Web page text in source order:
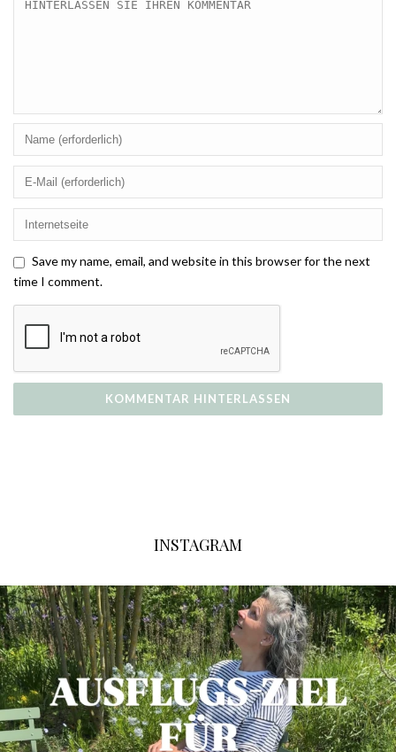
Save my name, email, and website in this browser for the next
time I comment.
INSTAGRAM